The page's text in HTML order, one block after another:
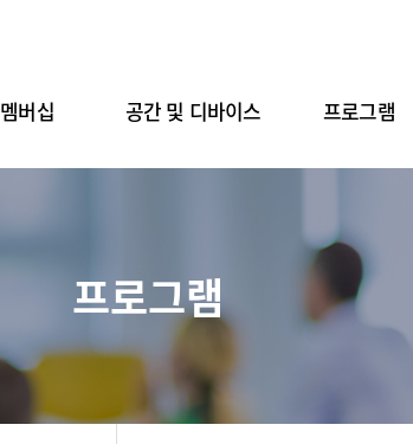
멤버십 공간 및 디바이스 프로그램
프로그램